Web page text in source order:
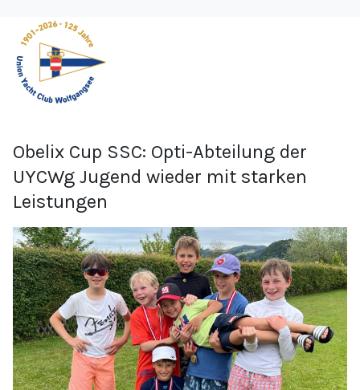
Obelix Cup SSC: Opti-Abteilung der
UYCWg Jugend wieder mit starken
Leistungen